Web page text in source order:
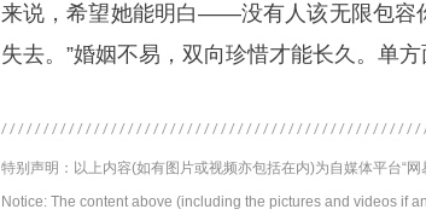
来说，希望她能明白——没有人该无限包容
失去。”婚姻不易，双向珍惜才能长久。单
特别声明：以上内容(如有图片或视频亦包括在内)为自媒体平台“
Notice: The content above (including the pictures and videos if